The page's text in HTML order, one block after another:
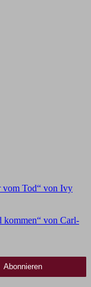
vom Tod“ von Ivy
kommen“ von Carl-
Abonnieren